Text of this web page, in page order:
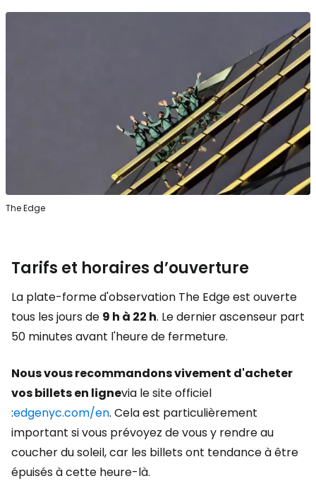
The Edge
Tarifs et horaires d’ouverture
La plate-forme d'observation The Edge est ouverte
tous les jours de 9 h à 22 h. Le dernier ascenseur part
50 minutes avant l'heure de fermeture.
Nous vous recommandons vivement d'acheter
vos billets en lignevia le site officiel
:edgenyc.com/en. Cela est particulièrement
important si vous prévoyez de vous y rendre au
coucher du soleil, car les billets ont tendance à être
épuisés à cette heure-là.